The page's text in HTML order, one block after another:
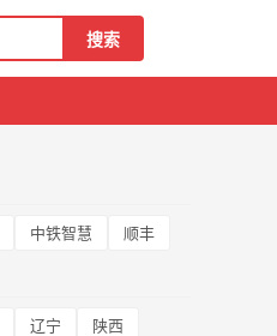
搜索
中铁智慧
顺丰
辽宁
陕西